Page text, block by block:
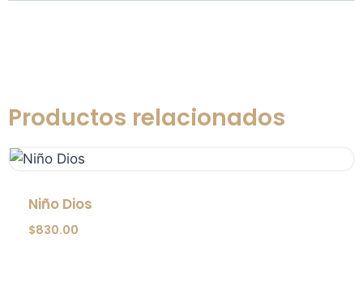
Productos relacionados
Niño Dios
$830.00